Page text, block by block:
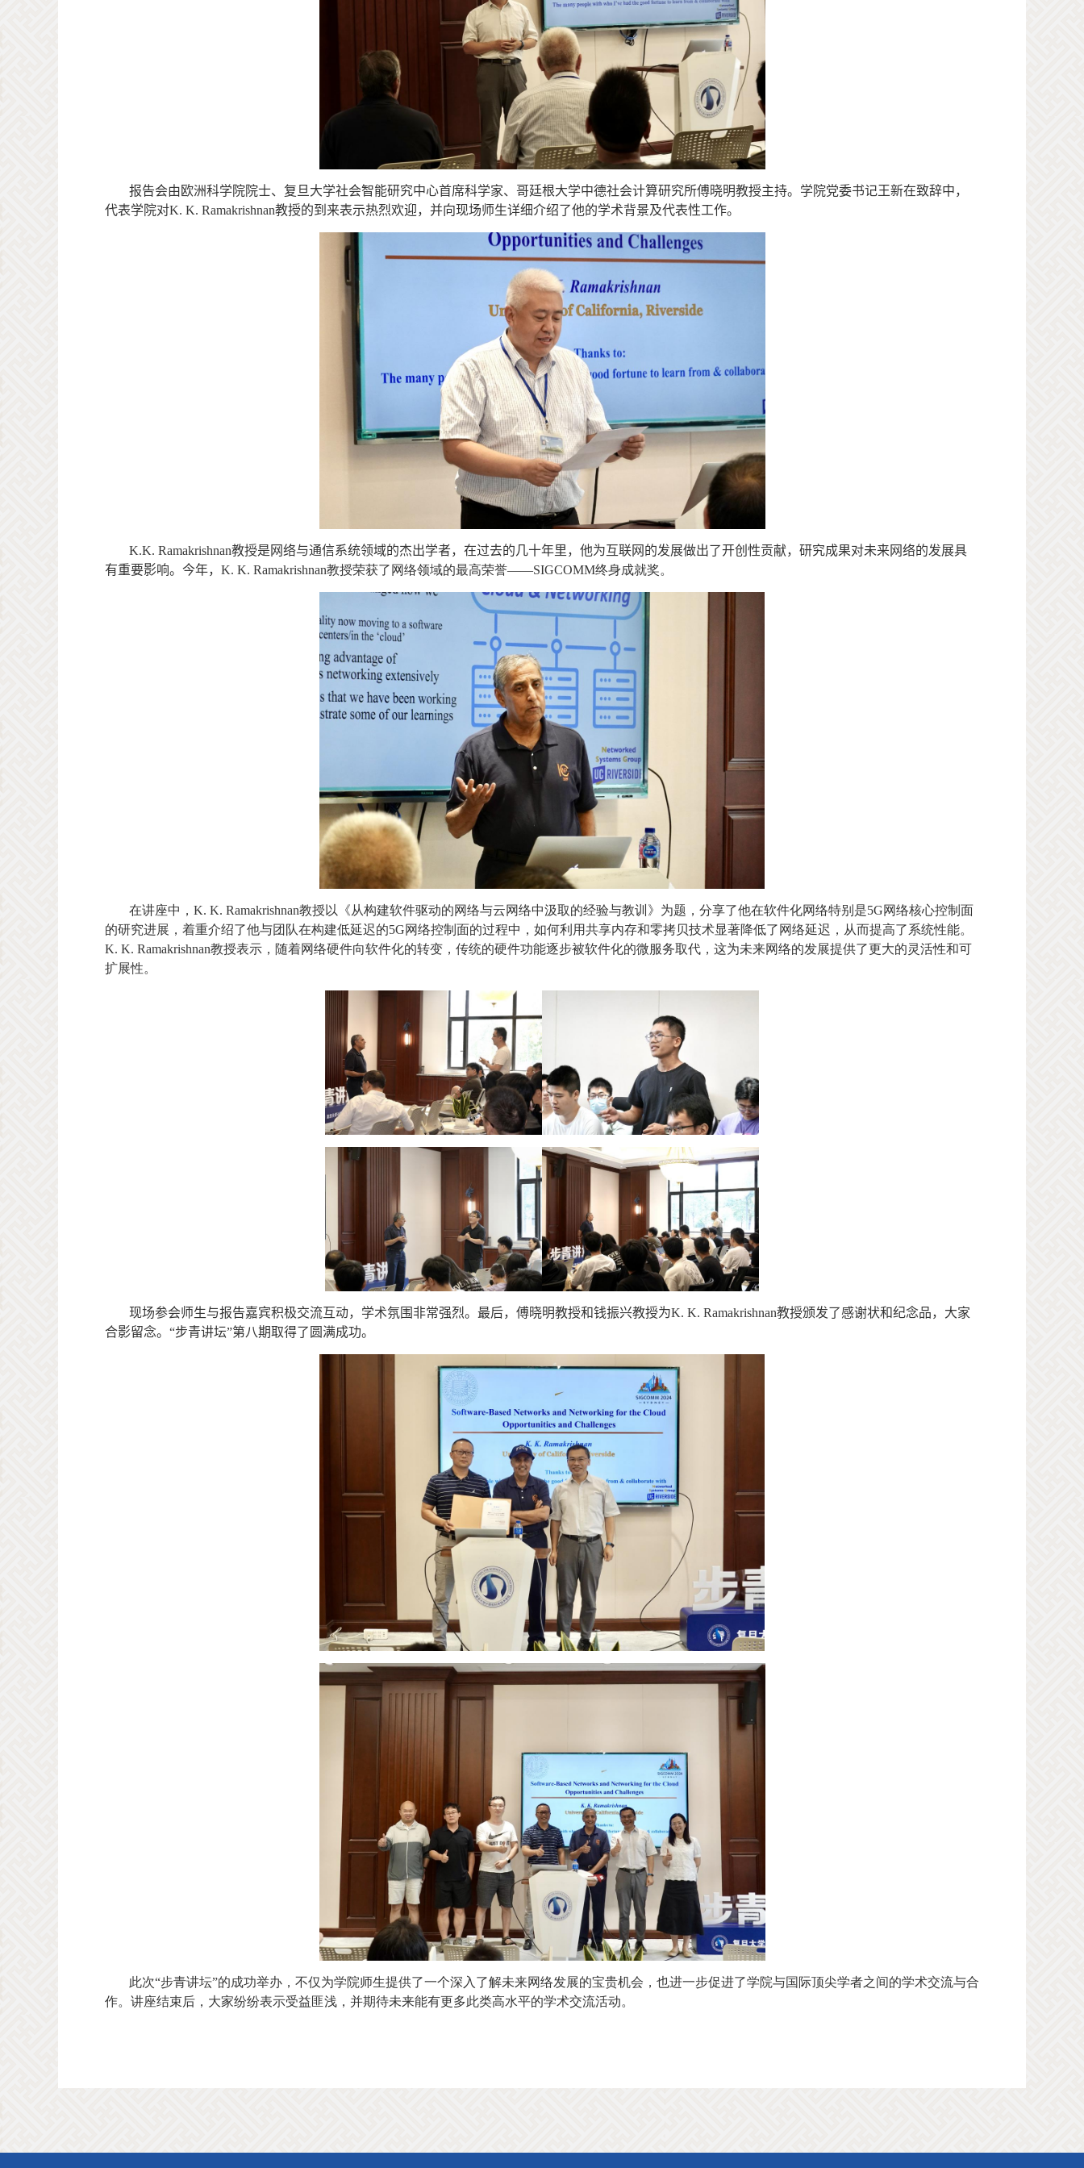
报告会由欧洲科学院院士、复旦大学社会智能研究中心首席科学家、哥廷根大学中德社会计算研究所傅晓明教授主持。学院党委书记王新在致辞中，
代表学院对K. K. Ramakrishnan教授的到来表示热烈欢迎，并向现场师生详细介绍了他的学术背景及代表性工作。
K.K. Ramakrishnan教授是网络与通信系统领域的杰出学者，在过去的几十年里， 他为互联网的发展做出了开创性贡献，研究成果对未来网络的发展具
有重要影响。今年， K. K. Ramakrishnan教授荣获了网络领域的最高荣誉——SIGCOMM终身成就奖。
在讲座中， K. K. Ramakrishnan教授以《从构建软件驱动的网络与云网络中汲取的经验与教训》为题，分享了他在软件化网络特别是5G网络核心控制面
的研究进展，着重介绍了他与团队在构建低延迟的5G网络控制面的过程中，如何利用共享内存和零拷贝技术显著降低了网络延迟，从而提高了系统性能。
K. K. Ramakrishnan教授表示，随着网络硬件向软件化的转变，传统的硬件功能逐步被软件化的微服务取代，这为未来网络的发展提供了更大的灵活性和可
扩展性。
现场参会师生与报告嘉宾积极交流互动，学术氛围 非常强烈。 最后， 傅晓明教授和钱振兴教授为K. K. Ramakrishnan教授颁发了感谢状和纪念品，大家
合影留念。“步青讲坛”第八期取得了圆满成功。
此次“步青讲坛”的成功举办，不仅为学院师生提供了一个深入了解未来网络发展的宝贵机会，也进一步促进了学院与国际顶尖学者之间的学术交流与合
作。讲座结束后，大家纷纷表示受益匪浅，并期待未来能有更多此类高水平的学术交流活动。